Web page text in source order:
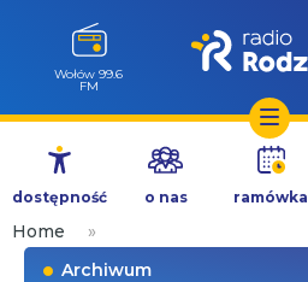
Przejdź
treści
Wołów 99.6
FM
dostępność o nas ramówka
Home
»
Archiwum